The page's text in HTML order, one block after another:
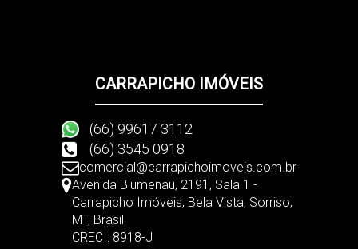
CARRAPICHO IMÓVEIS
(66) 99617 3112
(66) 3545 0918
comercial@carrapichoimoveis.com.br
Avenida Blumenau, 2191 , Sala 1 -
Carrapicho Imóveis, Bela Vista, Sorriso,
MT, Brasil
CRECI: 8918-J